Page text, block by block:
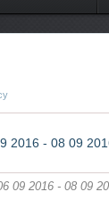
2016 - 08 09
09 2016 - 08 09